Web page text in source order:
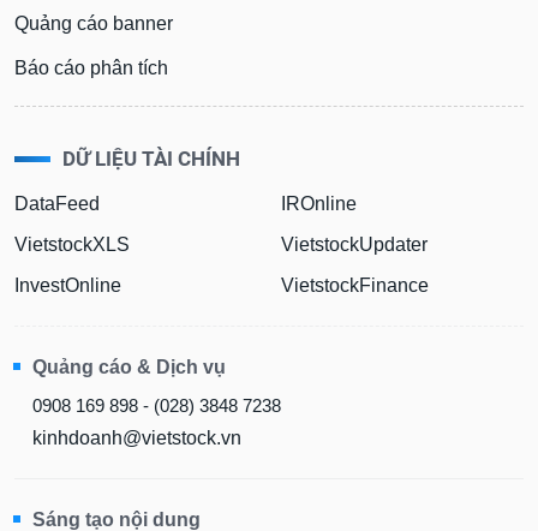
Quảng cáo banner
Báo cáo phân tích
DỮ LIỆU TÀI CHÍNH
DataFeed
VietstockXLS
InvestOnline
IROnline
VietstockUpdater
VietstockFinance
Quảng cáo & Dịch vụ
0908 169 898 - (028) 3848 7238
kinhdoanh@vietstock.vn
Sáng tạo nội dung